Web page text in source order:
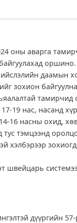
оны аварга
оршино.
даамын
зохион
тамирчид
19 нас, насанд
16 насны охид,
тус тэмцээнд
хэлбэрээр
швейцарь
дүүргийн 57-